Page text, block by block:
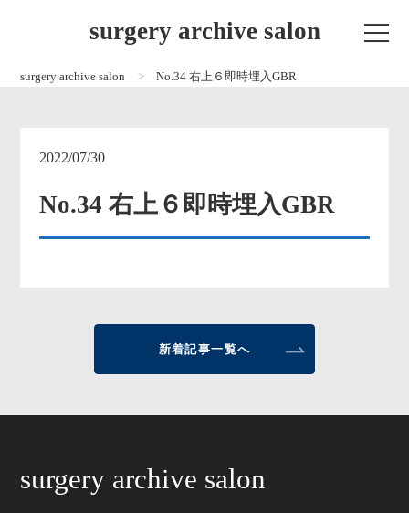
surgery archive salon
surgery archive salon No.34 右上６即時埋入GBR
2022/07/30
No.34 右上６即時埋入GBR
新着記事一覧へ
surgery archive salon